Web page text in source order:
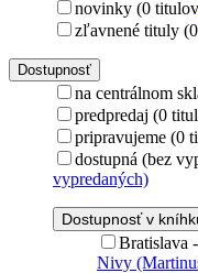
novinky (0
zľavnené tituly
Dostupnosť
na centrálnom
predpredaj (0
pripravujeme (0
dostupná (bez
vypredaných)
Dostupnosť v
Bratislava
Nivy